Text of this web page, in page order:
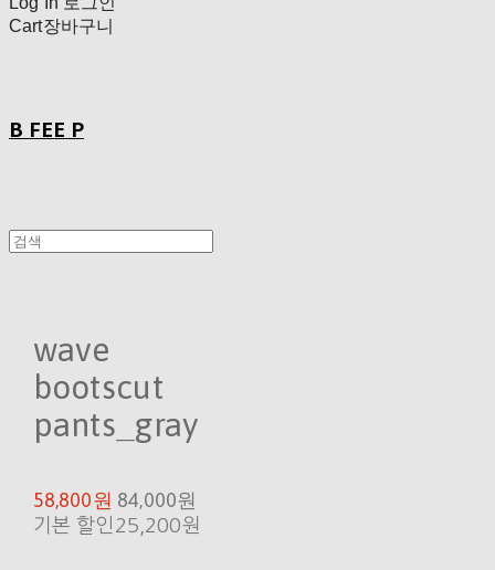
Cart장바구니
B FEE P
wave
bootscut
pants_gray
58,800원 84,000원
기본 할인 25,200원